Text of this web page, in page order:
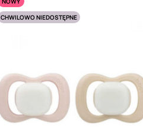
CHWILOWO NIEDOSTĘPNE